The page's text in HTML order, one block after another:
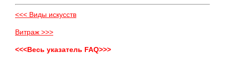
<<< Виды искусств
Витраж >>>
<<<Весь указатель FAQ>>>